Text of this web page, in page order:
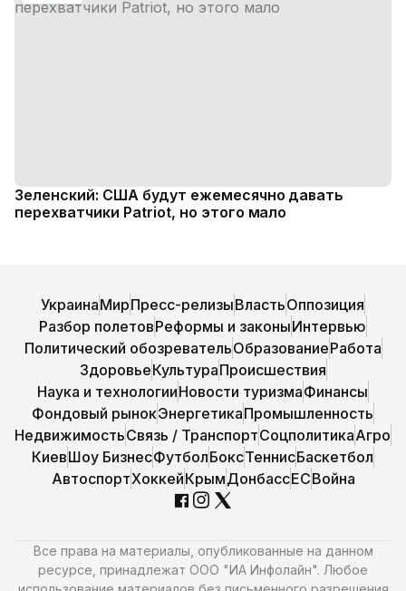
Зеленский: США будут ежемесячно давать
перехватчики Patriot, но этого мало
УкраинаМирПресс-релизыВластьОппозиция
Разбор полетовРеформы и законыИнтервью
Политический обозревательОбразованиеРабота
ЗдоровьеКультураПроисшествия
Наука и технологииНовости туризмаФинансы
Фондовый рынокЭнергетикаПромышленность
НедвижимостьСвязь / ТранспортСоцполитикаАгро
КиевШоу БизнесФутболБоксТеннисБаскетбол
АвтоспортХоккейКрымДонбассЕСВойна
Все права на материалы, опубликованные на данном
ресурсе, принадлежат ООО "ИА Инфолайн". Любое